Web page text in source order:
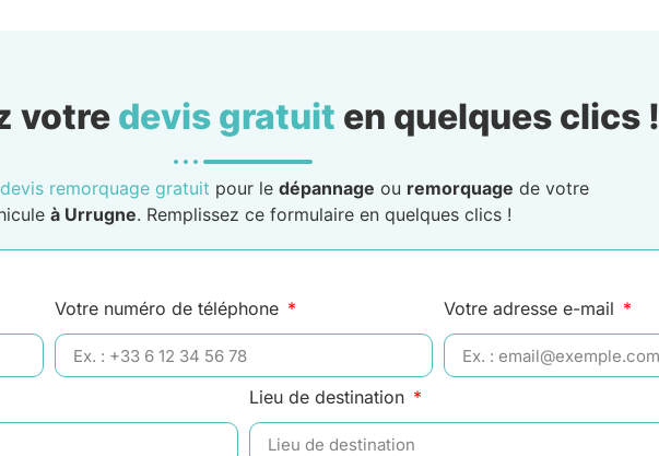
votre devis gratuit en quelques clics !
devis remorquage gratuit pour le dépannage ou remorquage de votre
à Urrugne. Remplissez ce formulaire en quelques clics !
Votre numéro de téléphone Votre adresse e-mail
Lieu de destination